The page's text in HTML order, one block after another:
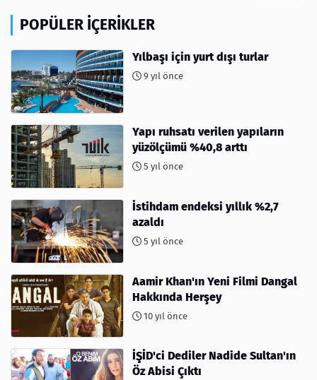
POPÜLER İÇERIKLER
Yılbaşı için yurt dışı turlar
9 yıl önce
Yapı ruhsatı verilen yapıların
yüzölçümü %40,8 arttı
5 yıl önce
İstihdam endeksi yıllık %2,7
azaldı
5 yıl önce
Aamir Khan'ın Yeni Filmi Dangal
Hakkında Herşey
10 yıl önce
İŞİD'ci Dediler Nadide Sultan'ın
Öz Abisi Çıktı